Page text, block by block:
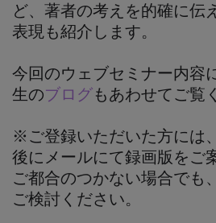
ど、著者の考えを的確に伝
表現も紹介します。
今回のウェブセミナー内容
生のブログもあわせてご覧
※ご登録いただいた方には
後にメールにて録画版をご
ご都合のつかない場合でも
ご検討ください。